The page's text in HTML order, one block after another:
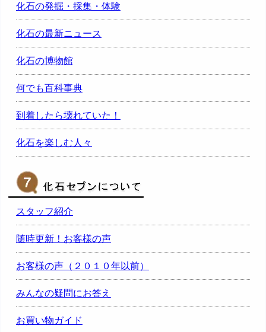
化石の発掘・採集・体験
化石の最新ニュース
化石の博物館
何でも百科事典
到着したら壊れていた！
化石を楽しむ人々
スタッフ紹介
随時更新！お客様の声
お客様の声（２０１０年以前）
みんなの疑問にお答え
お買い物ガイド